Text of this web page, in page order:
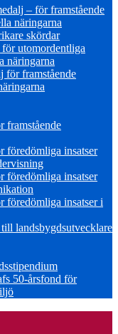
– för framstående
näringarna
skördar
utomordentliga
näringarna
för framstående
framstående
föredömliga insatser
föredömliga insatser
föredömliga insatser i
landsbygdsutvecklare
50-årsfond för